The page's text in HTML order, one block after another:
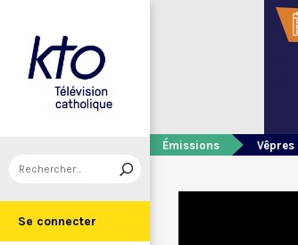
Se connecter
Émissions